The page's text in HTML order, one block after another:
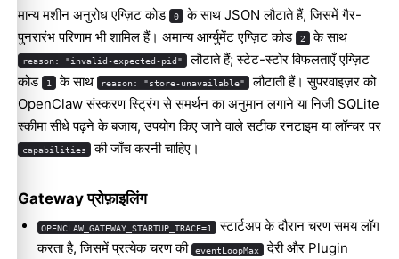
मान्य मशीन अनुरोध एग्ज़िट कोड 0 के साथ JSON लौटाते हैं, जिसमें गैर-
पुनरारंभ परिणाम भी शामिल हैं। अमान्य आर्ग्युमेंट एग्ज़िट कोड
2 के साथ
reason: "invalid-expected-pid" लौटाते हैं; स्टेट-स्टोर विफलताएँ एग्ज़िट
कोड
1 के साथ reason: "store-unavailable"
लौटाती हैं। सुपरवाइज़र को
OpenClaw संस्करण स्ट्रिंग से समर्थन का अनुमान लगाने या निजी SQLite
स्कीमा सीधे पढ़ने के बजाय, उपयोग किए जाने वाले सटीक रनटाइम या लॉन्चर पर
capabilities की जाँच करनी चाहिए।
Gateway प्रोफ़ाइलिंग
OPENCLAW_GATEWAY_STARTUP_TRACE=1
स्टार्टअप के दौरान चरण समय लॉग
करता है, जिसमें प्रत्येक चरण की
eventLoopMax
देरी और Plugin